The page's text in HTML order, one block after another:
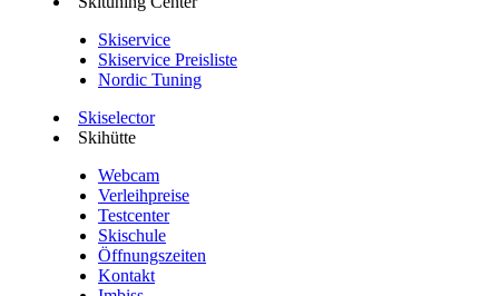
Skiservice
Skiservice Preisliste
Nordic Tuning
Skiselector
Skihütte
Webcam
Verleihpreise
Testcenter
Skischule
Öffnungszeiten
Kontakt